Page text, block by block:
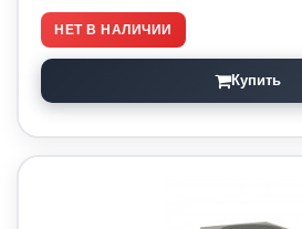
НЕТ В НАЛИЧИИ
Купить